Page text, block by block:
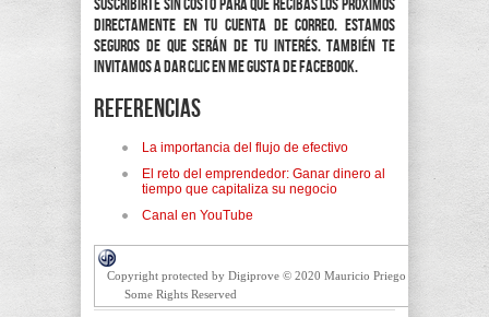
suscribirte sin costo para que recibas los próximos
directamente en tu cuenta de correo. Estamos
seguros de que serán de tu interés. También te
invitamos a dar clic en Me Gusta de Facebook.
Referencias
La importancia del flujo de efectivo
El reto del emprendedor: Ganar dinero al
tiempo que capitaliza su negocio
Canal en YouTube
Copyright protected by Digiprove © 2020 Mauricio Priego
Some Rights Reserved